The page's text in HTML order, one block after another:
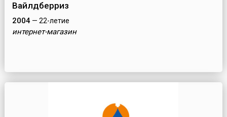
Вайлдберриз
2004— 22-летие
интернет-магазин